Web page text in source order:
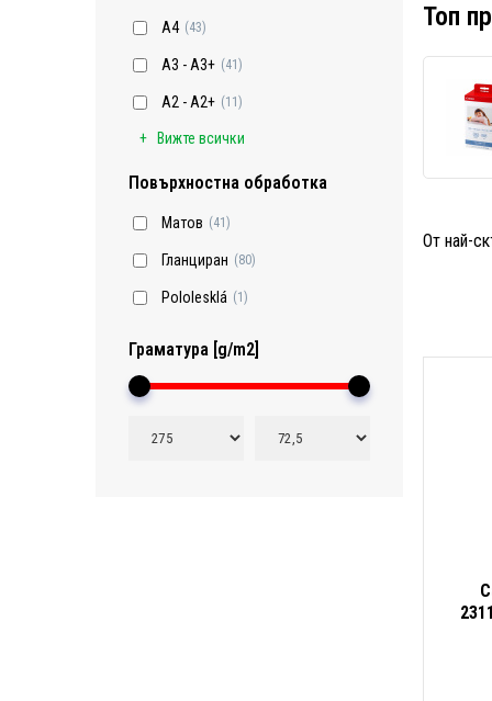
A4 (43)
A3 - A3+ (41)
A2 - A2+ (11)
Вижте всички
Повърхностна обработка
Матов (41)
Гланциран (80)
Pololesklá (1)
Граматура [g/m2]
Топ
От най-